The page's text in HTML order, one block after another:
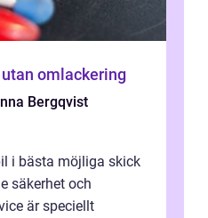
omlackering
Bergqvist
i bästa möjliga skick
säkerhet och
är speciellt